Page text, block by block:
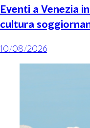
Eventi a Venezia
cultura
10/08/2026